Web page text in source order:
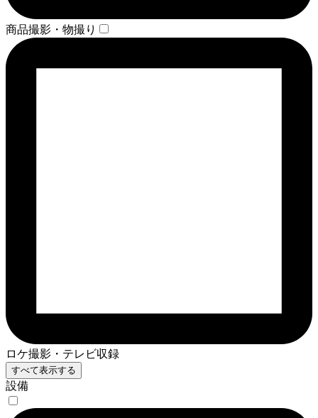
商品撮影・物撮り
ロケ撮影・テレビ収録
すべて表示する
設備